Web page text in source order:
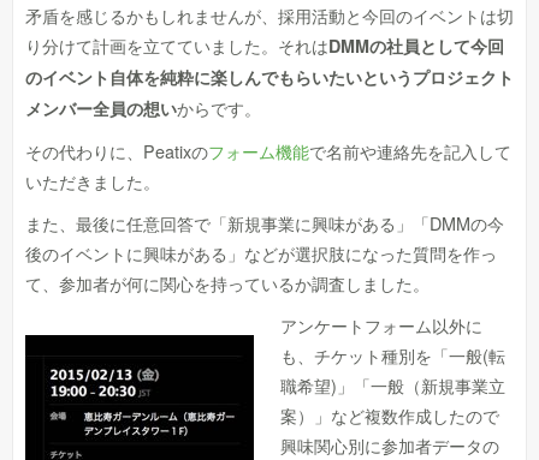
矛盾を感じるかもしれませんが、採用活動と今回のイベントは切
り分けて計画を立てていました。それはDMMの社員として今回
のイベント自体を純粋に楽しんでもらいたいというプロジェクト
メンバー全員の想いからです。
その代わりに、Peatixのフォーム機能で名前や連絡先を記入して
いただきました。
また、最後に任意回答で「新規事業に興味がある」「DMMの今
後のイベントに興味がある」などが選択肢になった質問を作っ
て、参加者が何に関心を持っているか調査しました。
アンケートフォーム以外に
も、チケット種別を「一般(転
職希望)」「一般（新規事業立
案）」など複数作成したので
興味関心別に参加者データの